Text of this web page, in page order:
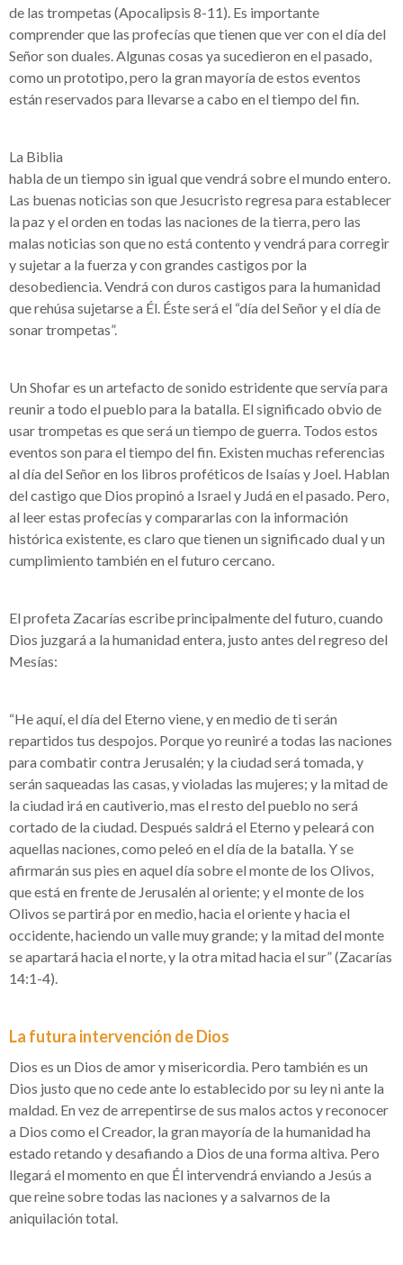
de las trompetas (Apocalipsis 8-11). Es importante
comprender que las profecías que tienen que ver con el día del
Señor son duales. Algunas cosas ya sucedieron en el pasado,
como un prototipo, pero la gran mayoría de estos eventos
están reservados para llevarse a cabo en el tiempo del fin.
La Biblia
habla de un tiempo sin igual que vendrá sobre el mundo entero.
Las buenas noticias son que Jesucristo regresa para establecer
la paz y el orden en todas las naciones de la tierra, pero las
malas noticias son que no está contento y vendrá para corregir
y sujetar a la fuerza y con grandes castigos por la
desobediencia. Vendrá con duros castigos para la humanidad
que rehúsa sujetarse a Él. Éste será el “día del Señor y el día de
sonar trompetas”.
Un Shofar es un artefacto de sonido estridente que servía para
reunir a todo el pueblo para la batalla. El significado obvio de
usar trompetas es que será un tiempo de guerra. Todos estos
eventos son para el tiempo del fin. Existen muchas referencias
al día del Señor en los libros proféticos de Isaías y Joel. Hablan
del castigo que Dios propinó a Israel y Judá en el pasado. Pero,
al leer estas profecías y compararlas con la información
histórica existente, es claro que tienen un significado dual y un
cumplimiento también en el futuro cercano.
El profeta Zacarías escribe principalmente del futuro, cuando
Dios juzgará a la humanidad entera, justo antes del regreso del
Mesías:
“He aquí, el día del Eterno viene, y en medio de ti serán
repartidos tus despojos. Porque yo reuniré a todas las naciones
para combatir contra Jerusalén; y la ciudad será tomada, y
serán saqueadas las casas, y violadas las mujeres; y la mitad de
la ciudad irá en cautiverio, mas el resto del pueblo no será
cortado de la ciudad. Después saldrá el Eterno y peleará con
aquellas naciones, como peleó en el día de la batalla. Y se
afirmarán sus pies en aquel día sobre el monte de los Olivos,
que está en frente de Jerusalén al oriente; y el monte de los
Olivos se partirá por en medio, hacia el oriente y hacia el
occidente, haciendo un valle muy grande; y la mitad del monte
se apartará hacia el norte, y la otra mitad hacia el sur” (Zacarías
14:1-4).
La futura intervención de Dios
Dios es un Dios de amor y misericordia. Pero también es un
Dios justo que no cede ante lo establecido por su ley ni ante la
maldad. En vez de arrepentirse de sus malos actos y reconocer
a Dios como el Creador, la gran mayoría de la humanidad ha
estado retando y desafiando a Dios de una forma altiva. Pero
llegará el momento en que Él intervendrá enviando a Jesús a
que reine sobre todas las naciones y a salvarnos de la
aniquilación total.